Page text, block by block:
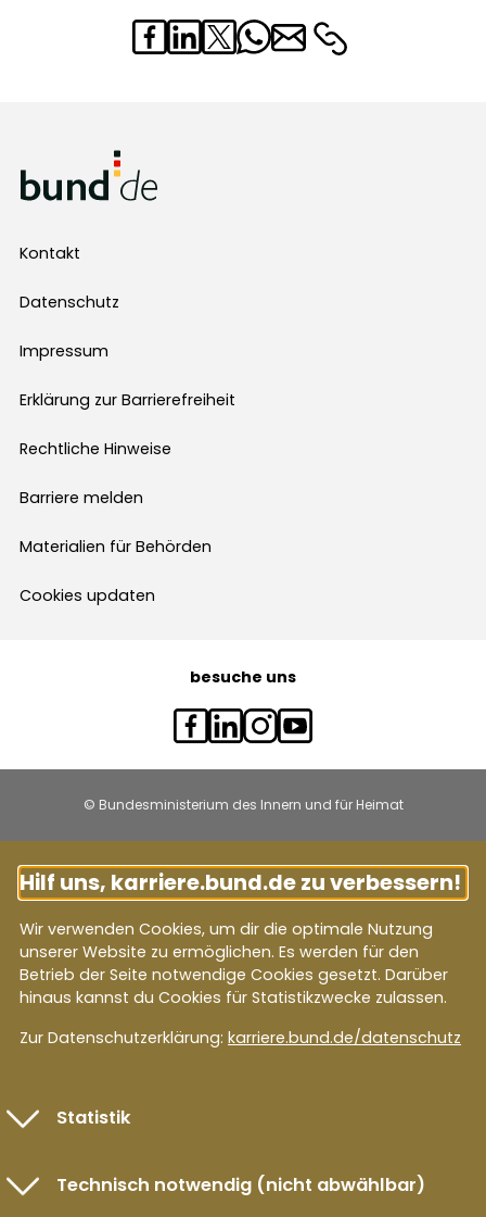
Hilf uns, karriere.bund.de zu verbessern!
Wir verwenden Cookies, um dir die optimale Nutzung
unserer Website zu ermöglichen. Es werden für den
Betrieb der Seite notwendige Cookies gesetzt. Darüber
hinaus kannst du Cookies für Statistikzwecke zulassen.
Zur Datenschutzerklärung: karriere.bund.de/datenschutz
Statistik
Technisch notwendig (nicht abwählbar)
Teilen auf Facebook
Teilen auf Linkedin
Teilen auf Twitter
Teilen in Whatsapp
Teilen in E-Mail
Teilen als Link
Kontakt
Datenschutz
Impressum
Erklärung zur Barrierefreiheit
Rechtliche Hinweise
Barriere melden
Materialien für Behörden
Cookies updaten
besuche uns
Facebook
LinkedinInstagram
YouTube
© Bundesministerium des Innern und für Heimat